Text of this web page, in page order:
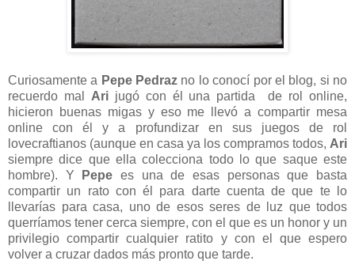
Curiosamente a Pepe Pedraz no lo conocí por el blog, si no
recuerdo mal Arijugó con él una partida de rol online,
hicieron buenas migas y eso me llevó a compartir mesa
online con él y a profundizar en sus juegos de rol
lovecraftianos (aunque en casa ya los compramos todos, Ari
siempre dice que ella colecciona todo lo que saque este
hombre). Y
Pepe es una de esas personas que basta
compartir un rato con él para darte cuenta de que te lo
llevarías para casa, uno de esos seres de luz que todos
querríamos tener cerca siempre, con el que es un honor y un
privilegio compartir cualquier ratito y con el que espero
volver a cruzar dados más pronto que tarde.